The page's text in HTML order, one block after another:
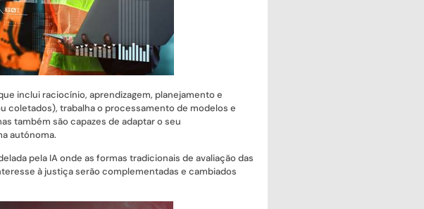
inclui raciocínio, aprendizagem, planejamento e
coletados), trabalha o processamento de modelos e
também são capazes de adaptar o seu
autónoma.
pela IA onde as formas tradicionais de avaliação das
à justiça serão complementadas e cambiados